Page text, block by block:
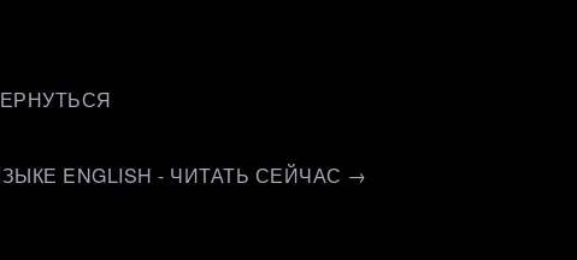
ENGLISH - ЧИТАТЬ СЕЙЧАС →